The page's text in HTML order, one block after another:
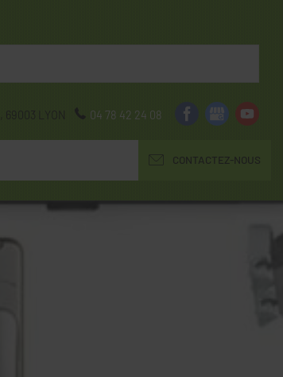
69003 LYON 04 78 42 24 08
CONTACTEZ-NOUS